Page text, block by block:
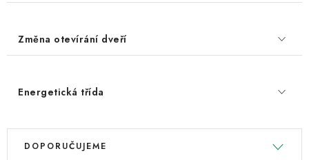
Změna otevírání dveří
Energetická třída
V
Ř
DOPORUČUJEME